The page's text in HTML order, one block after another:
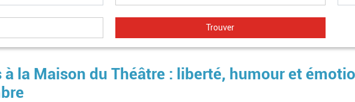
à la Maison du Théâtre : liberté, humour et